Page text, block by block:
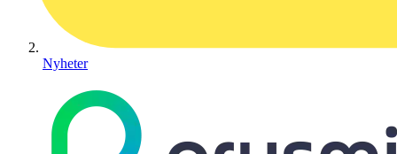
Nyheter